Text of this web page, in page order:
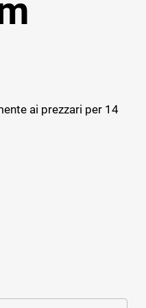
dei Lavori
ai prezzari per 14